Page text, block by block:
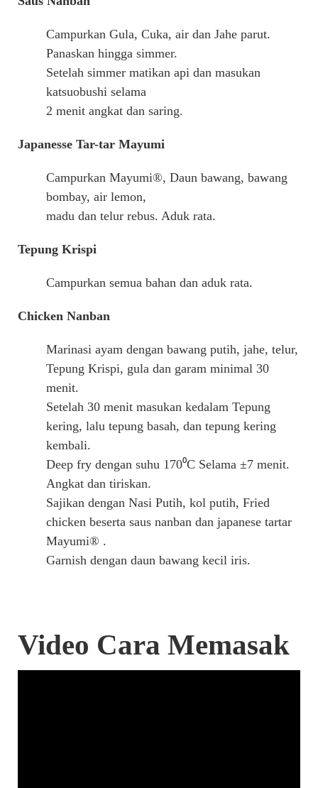
Campurkan Gula, Cuka, air dan Jahe parut.
Panaskan hingga simmer.
Setelah simmer matikan api dan masukan
katsuobushi selama
2 menit angkat dan saring.
Japanesse Tar-tar Mayumi
Campurkan Mayumi®, Daun bawang, bawang
bombay, air lemon,
madu dan telur rebus. Aduk rata.
Tepung Krispi
Campurkan semua bahan dan aduk rata.
Chicken Nanban
Marinasi ayam dengan bawang putih, jahe, telur,
Tepung Krispi, gula dan garam minimal 30
menit.
Setelah 30 menit masukan kedalam Tepung
kering, lalu tepung basah, dan tepung kering
kembali.
Deep fry dengan suhu 170⁰C Selama ±7 menit.
Angkat dan tiriskan.
Sajikan dengan Nasi Putih, kol putih, Fried
chicken beserta saus nanban dan japanese tartar
Mayumi® .
Garnish dengan daun bawang kecil iris.
Video Cara Memasak